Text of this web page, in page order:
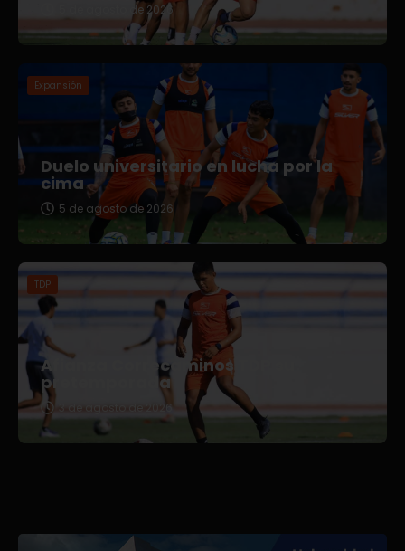
5 de agosto de 2026
Expansión
Duelo universitario en lucha por la
cima
5 de agosto de 2026
TDP
Afianza Correcaminos TDP su
pretemporada
3 de agosto de 2026